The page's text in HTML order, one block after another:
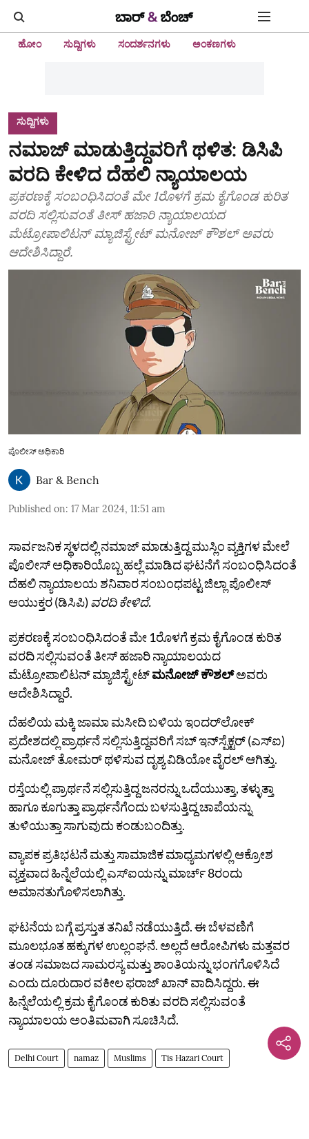
ಹೋಂ ಸುದ್ದಿಗಳು ಸಂದರ್ಶನಗಳು ಅಂಕಣಗಳು
ಸುದ್ದಿಗಳು
ನಮಾಜ್ ಮಾಡುತ್ತಿದ್ದವರಿಗೆ ಥಳಿತ: ಡಿಸಿಪಿ
ವರದಿ ಕೇಳಿದ ದೆಹಲಿ ನ್ಯಾಯಾಲಯ
ಪ್ರಕರಣಕ್ಕೆ ಸಂಬಂಧಿಸಿದಂತೆ ಮೇ 1ರೊಳಗೆ ಕ್ರಮ ಕೈಗೊಂಡ ಕುರಿತ
ವರದಿ ಸಲ್ಲಿಸುವಂತೆ ತೀಸ್ ಹಜಾರಿ ನ್ಯಾಯಾಲಯದ
ಮೆಟ್ರೋಪಾಲಿಟನ್ ಮ್ಯಾಜಿಸ್ಟ್ರೇಟ್ ಮನೋಜ್ ಕೌಶಲ್ ಅವರು
ಆದೇಶಿಸಿದ್ದಾರೆ.
ಪೊಲೀಸ್ ಅಧಿಕಾರಿ
Bar & Bench
Published on: 17 Mar 2024, 11:51 am
ಸಾರ್ವಜನಿಕ ಸ್ಥಳದಲ್ಲಿ ನಮಾಜ್ ಮಾಡುತ್ತಿದ್ದ ಮುಸ್ಲಿಂ ವ್ಯಕ್ತಿಗಳ ಮೇಲೆ
ಪೊಲೀಸ್ ಅಧಿಕಾರಿಯೊಬ್ಬ ಹಲ್ಲೆ ಮಾಡಿದ ಘಟನೆಗೆ ಸಂಬಂಧಿಸಿದಂತೆ
ದೆಹಲಿ ನ್ಯಾಯಾಲಯ ಶನಿವಾರ ಸಂಬಂಧಪಟ್ಟ ಜಿಲ್ಲಾ ಪೊಲೀಸ್
ಆಯುಕ್ತರ (ಡಿಸಿಪಿ) ವರದಿ ಕೇಳಿದೆ.
ಪ್ರಕರಣಕ್ಕೆ ಸಂಬಂಧಿಸಿದಂತೆ ಮೇ 1ರೊಳಗೆ ಕ್ರಮ ಕೈಗೊಂಡ ಕುರಿತ
ವರದಿ ಸಲ್ಲಿಸುವಂತೆ ತೀಸ್ ಹಜಾರಿ ನ್ಯಾಯಾಲಯದ
ಮೆಟ್ರೋಪಾಲಿಟನ್ ಮ್ಯಾಜಿಸ್ಟ್ರೇಟ್ಮನೋಜ್ ಕೌಶಲ್ಅವರು
ಆದೇಶಿಸಿದ್ದಾರೆ.
ದೆಹಲಿಯ ಮಕ್ಕಿ ಜಾಮಾ ಮಸೀದಿ ಬಳಿಯ ಇಂದರ್‌ಲೋಕ್‌
ಪ್ರದೇಶದಲ್ಲಿ ಪ್ರಾರ್ಥನೆ ಸಲ್ಲಿಸುತ್ತಿದ್ದವರಿಗೆ ಸಬ್ ಇನ್‌ಸ್ಪೆಕ್ಟರ್‌ (ಎಸ್ಐ)
ಮನೋಜ್ ತೋಮರ್ ಥಳಿಸುವ ದೃಶ್ಯ ವಿಡಿಯೋ ವೈರಲ್ ಆಗಿತ್ತು.
ರಸ್ತೆಯಲ್ಲಿ ಪ್ರಾರ್ಥನೆ ಸಲ್ಲಿಸುತ್ತಿದ್ದ ಜನರನ್ನು ಒದೆಯುುತ್ತಾ, ತಳ್ಳುತ್ತಾ
ಹಾಗೂ ಕೂಗುತ್ತಾ ಪ್ರಾರ್ಥನೆಗೆಂದು ಬಳಸುತ್ತಿದ್ದ ಚಾಪೆಯನ್ನು
ತುಳಿಯುತ್ತಾ ಸಾಗುವುದು ಕಂಡುಬಂದಿತ್ತು.
ವ್ಯಾಪಕ ಪ್ರತಿಭಟನೆ ಮತ್ತು ಸಾಮಾಜಿಕ ಮಾಧ್ಯಮಗಳಲ್ಲಿ ಆಕ್ರೋಶ
ವ್ಯಕ್ತವಾದ ಹಿನ್ನೆಲೆಯಲ್ಲಿ ಎಸ್ಐಯನ್ನು ಮಾರ್ಚ್ 8ರಂದು
ಅಮಾನತುಗೊಳಿಸಲಾಗಿತ್ತು.
ಘಟನೆಯ ಬಗ್ಗೆ ಪ್ರಸ್ತುತ ತನಿಖೆ ನಡೆಯುತ್ತಿದೆ. ಈ ಬೆಳವಣಿಗೆ
ಮೂಲಭೂತ ಹಕ್ಕುಗಳ ಉಲ್ಲಂಘನೆ. ಅಲ್ಲದೆ ಆರೋಪಿಗಳು ಮತ್ತವರ
ತಂಡ ಸಮಾಜದ ಸಾಮರಸ್ಯ ಮತ್ತು ಶಾಂತಿಯನ್ನು ಭಂಗಗೊಳಿಸಿದೆ
ಎಂದು ದೂರುದಾರ ವಕೀಲ ಫರಾಜ್ ಖಾನ್ ವಾದಿಸಿದ್ದರು. ಈ
ಹಿನ್ನೆಲೆಯಲ್ಲಿ ಕ್ರಮ ಕೈಗೊಂಡ ಕುರಿತು ವರದಿ ಸಲ್ಲಿಸುವಂತೆ
ನ್ಯಾಯಾಲಯ ಅಂತಿಮವಾಗಿ ಸೂಚಿಸಿದೆ.
Delhi Court namaz Muslims Tis Hazari Court